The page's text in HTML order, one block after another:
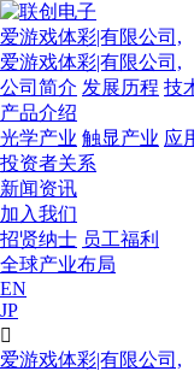
爱游戏体彩|有限公司,
爱游戏体彩|有限公司,
公司简介 发展历程 技
产品介绍
光学产业 触显产业 应
投资者关系
新闻资讯
加入我们
招贤纳士 员工福利
全球产业布局
EN
JP

爱游戏体彩|有限公司,